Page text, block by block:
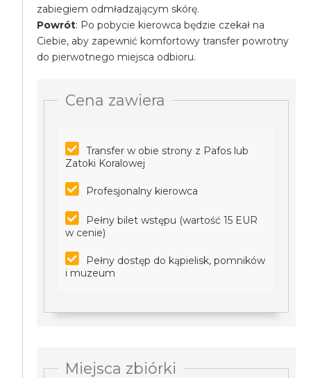
zabiegiem odmładzającym skórę.
Powrót: Po pobycie kierowca będzie czekał na
Ciebie, aby zapewnić komfortowy transfer powrotny
do pierwotnego miejsca odbioru.
Cena zawiera
Transfer w obie strony z Pafos lub
Zatoki Koralowej
Profesjonalny kierowca
Pełny bilet wstępu (wartość 15 EUR
w cenie)
Pełny dostęp do kąpielisk, pomników
i muzeum
Miejsca zbiórki